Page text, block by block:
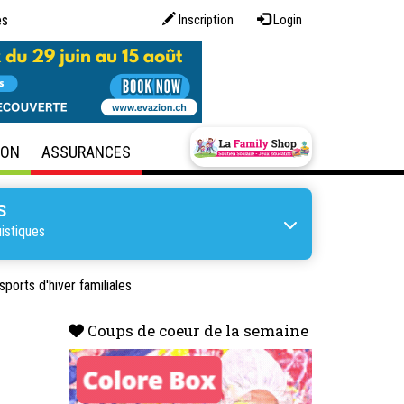
Inscription Login
ASSURANCES
d'hiver familiales
Coups de coeur de la semaine